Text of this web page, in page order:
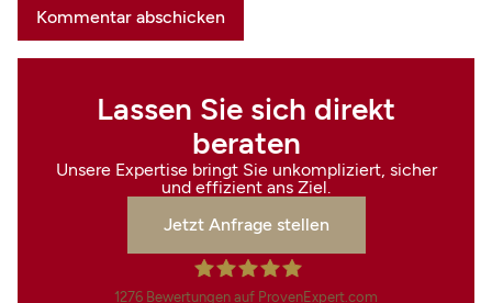
Lassen Sie sich direkt
beraten
Unsere Expertise bringt Sie unkompliziert, sicher
und effizient ans Ziel.
Jetzt Anfrage stellen
1276 Bewertungen auf ProvenExpert.com